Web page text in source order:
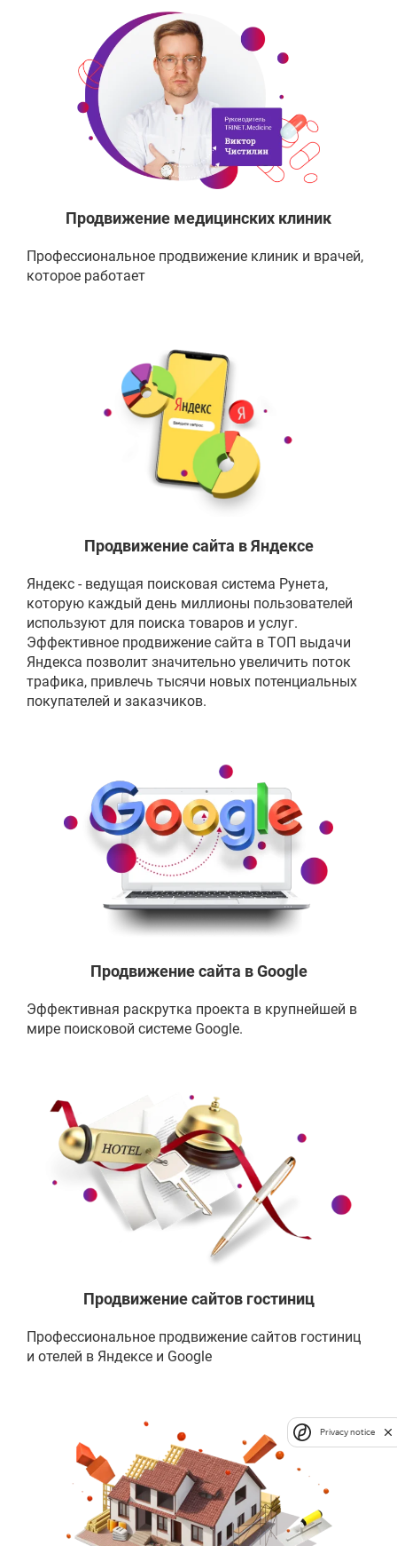
Продвижение медицинских клиник
Профессиональное продвижение клиник и врачей,
которое работает
Продвижение сайта в Яндексе
Яндекс - ведущая поисковая система Рунета,
которую каждый день миллионы пользователей
используют для поиска товаров и услуг.
Эффективное продвижение сайта в ТОП выдачи
Яндекса позволит значительно увеличить поток
трафика, привлечь тысячи новых потенциальных
покупателей и заказчиков.
Продвижение сайта в Google
Эффективная раскрутка проекта в крупнейшей в
мире поисковой системе Google.
Продвижение сайтов гостиниц
Профессиональное продвижение сайтов гостиниц
и отелей в Яндексе и Google
Privacy notice